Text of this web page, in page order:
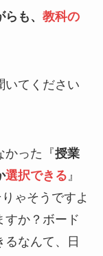
も、 教科の
いてください
かった『授業
選択できる』
ゃそうですよ
すか？ボード
なんて、日